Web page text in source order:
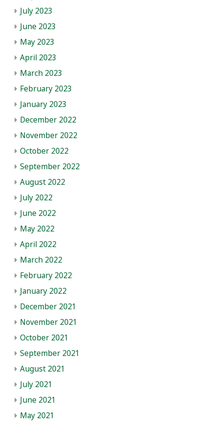
July 2023
June 2023
May 2023
April 2023
March 2023
February 2023
January 2023
December 2022
November 2022
October 2022
September 2022
August 2022
July 2022
June 2022
May 2022
April 2022
March 2022
February 2022
January 2022
December 2021
November 2021
October 2021
September 2021
August 2021
July 2021
June 2021
May 2021